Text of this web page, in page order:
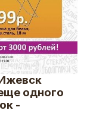
одного
-